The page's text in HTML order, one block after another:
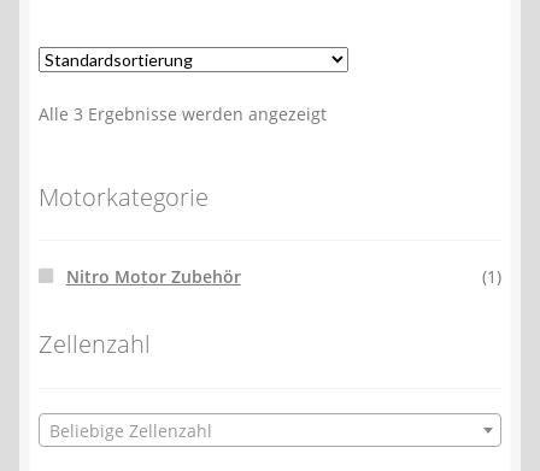
Alle 3 Ergebnisse werden angezeigt
Motorkategorie
Nitro Motor Zubehör (1)
Zellenzahl
Beliebige Zellenzahl